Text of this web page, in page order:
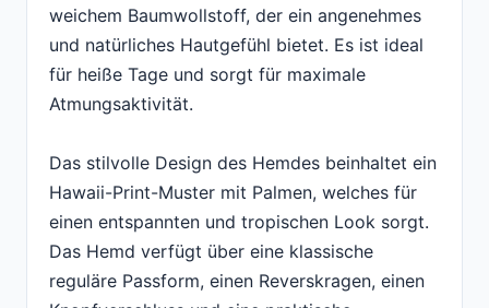
weichem Baumwollstoff, der ein angenehmes
und natürliches Hautgefühl bietet. Es ist ideal
für heiße Tage und sorgt für maximale
Atmungsaktivität.
Das stilvolle Design des Hemdes beinhaltet ein
Hawaii-Print-Muster mit Palmen, welches für
einen entspannten und tropischen Look sorgt.
Das Hemd verfügt über eine klassische
reguläre Passform, einen Reverskragen, einen